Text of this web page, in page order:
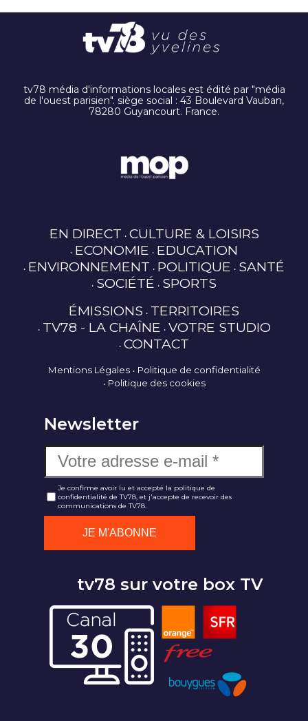
tv78 média d'informations locales est édité par "média
de l'ouest parisien". siège social : 43 Boulevard Vauban,
78280 Guyancourt. France.
EN DIRECT CULTURE & LOISIRS
ECONOMIE EDUCATION
ENVIRONNEMENT POLITIQUE SANTÉ
SOCIÉTÉ SPORTS
ÉMISSIONS TERRITOIRES
TV78 - LA CHAÎNE VOTRE STUDIO
CONTACT
Mentions Légales
Politique de confidentialité
Politique des cookies
Newsletter
Je confirme avoir lu et accepté la politique de
confidentialité de TV78, et j'accepte de recevoir des
communications de TV78.
tv78 sur votre box TV